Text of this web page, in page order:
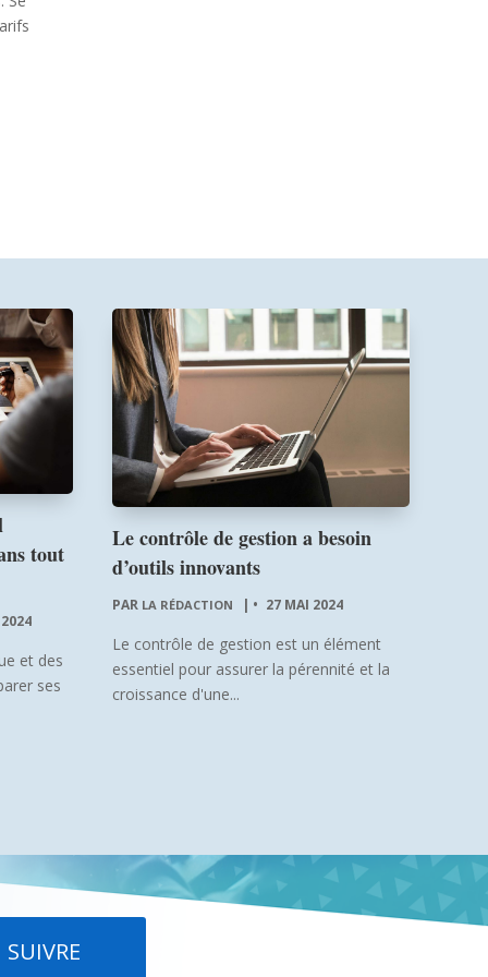
tout
et des
ses
Le contrôle de gestion a besoin
d’outils innovants
PAR LA RÉDACTION | 27 MAI 2024
Le contrôle de gestion est un élément
essentiel pour assurer la pérennité et la
croissance d'une...
SUIVRE